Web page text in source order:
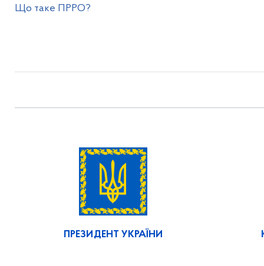
Що таке ПРРО?
ПРЕЗИДЕНТ УКРАЇНИ